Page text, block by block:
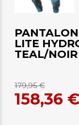
LITE
TEAL/NOIR
179,95 €
158,36 €